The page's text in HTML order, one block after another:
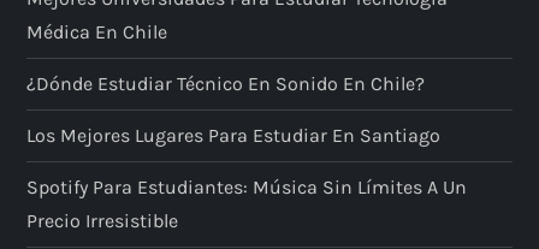
n
d
e
e
Médica En Chile
¿Dónde Estudiar Técnico En Sonido En Chile?
Los Mejores Lugares Para Estudiar En Santiago
Spotify Para Estudiantes: Música Sin Límites A Un
Precio Irresistible